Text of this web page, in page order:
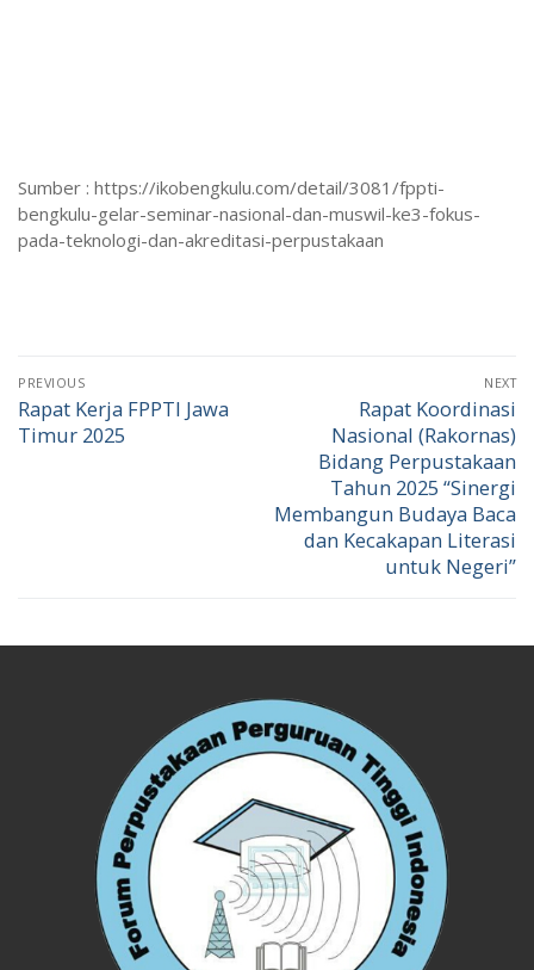
Sumber : https://ikobengkulu.com/detail/3081/fppti-
bengkulu-gelar-seminar-nasional-dan-muswil-ke3-fokus-
pada-teknologi-dan-akreditasi-perpustakaan
PREVIOUS
Rapat Kerja FPPTI Jawa
Timur 2025
NEXT
Rapat Koordinasi
Nasional (Rakornas)
Bidang Perpustakaan
Tahun 2025 “Sinergi
Membangun Budaya Baca
dan Kecakapan Literasi
untuk Negeri”